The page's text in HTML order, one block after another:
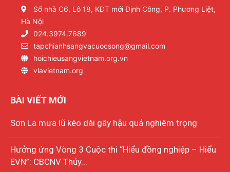
Số nhà C6, Lô 18, KĐT mới Định Công, P. Phương Liệt,
Hà Nội
024.3974.7689
tapchianhsangvacuocsong@gmail.com
hoichieusangvietnam.org.vn
vlavietnam.org
BÀI VIẾT MỚI
Sơn La mưa lũ kéo dài gây hậu quả nghiêm trọng
Hưởng ứng Vòng 3 Cuộc thi “Hiểu đồng nghiệp – Hiểu
EVN”: CBCNV Thủy...